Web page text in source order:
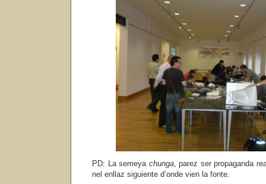
PD: La semeya chunga, parez ser propaganda
nel enllaz siguiente d’onde vien la fonte.